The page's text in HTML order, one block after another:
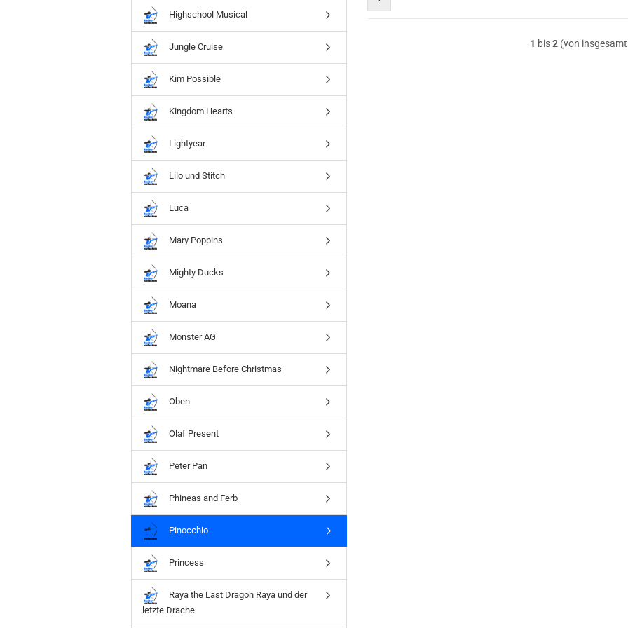
Icon
MARVEL
Movie
Music
Sports
STAR WARS
Television
1 bis2 (von
Highschool Musical
Jungle Cruise
Kim Possible
Kingdom Hearts
Lightyear
Lilo und Stitch
Luca
Mary Poppins
Mighty Ducks
Moana
Monster AG
Nightmare Before Christmas
Oben
Olaf Present
Peter Pan
Phineas and Ferb
Pinocchio
Princess
Raya the Last Dragon Raya und der
letzte Drache